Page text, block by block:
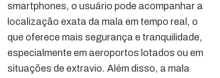
smartphones, o usuário pode acompanhar a
localização exata da mala em tempo real, o
que oferece mais segurança e tranquilidade,
especialmente em aeroportos lotados ou em
situações de extravio. Além disso, a mala